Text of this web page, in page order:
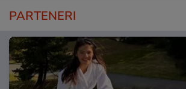
PARTENERI